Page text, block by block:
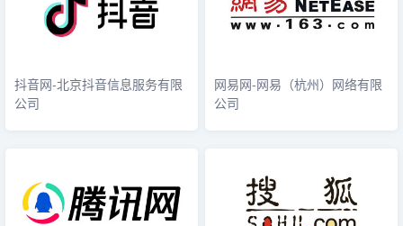
抖音网-北京抖音信息服务有限
公司
网易网-网易（杭州）网络有限
公司